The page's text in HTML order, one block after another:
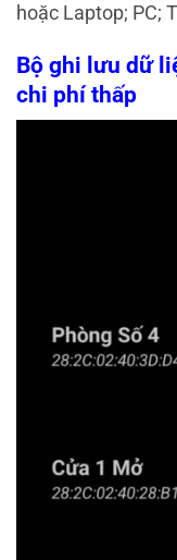
hoặc Laptop; PC;
Bộ ghi lưu dữ
chi phí thấp